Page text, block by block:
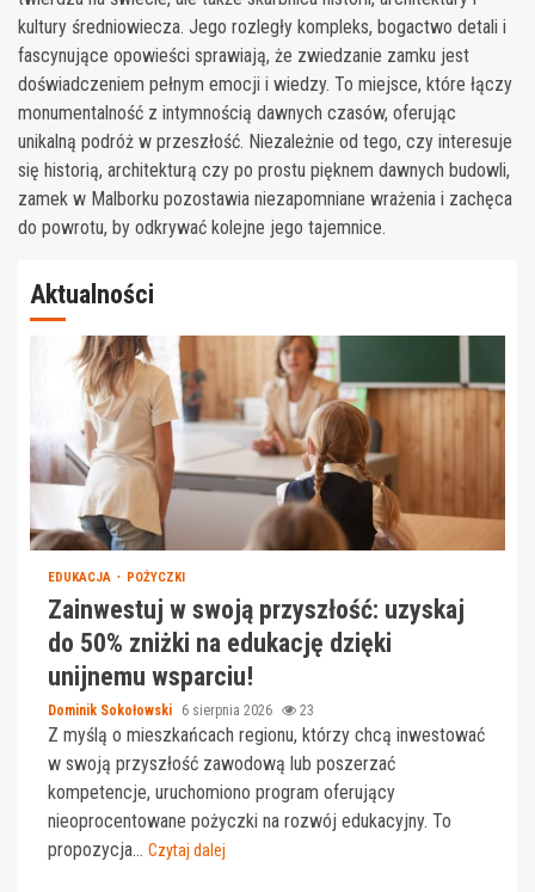
kultury średniowiecza. Jego rozległy kompleks, bogactwo detali i
fascynujące opowieści sprawiają, że zwiedzanie zamku jest
doświadczeniem pełnym emocji i wiedzy. To miejsce, które łączy
monumentalność z intymnością dawnych czasów, oferując
unikalną podróż w przeszłość. Niezależnie od tego, czy interesuje
się historią, architekturą czy po prostu pięknem dawnych budowli,
zamek w Malborku pozostawia niezapomniane wrażenia i zachęca
do powrotu, by odkrywać kolejne jego tajemnice.
Aktualności
EDUKACJA POŻYCZKI
Zainwestuj w swoją przyszłość: uzyskaj
do 50% zniżki na edukację dzięki
unijnemu wsparciu!
Dominik Sokołowski 6 sierpnia 2026 23
Z myślą o mieszkańcach regionu, którzy chcą inwestować
w swoją przyszłość zawodową lub poszerzać
kompetencje, uruchomiono program oferujący
nieoprocentowane pożyczki na rozwój edukacyjny. To
propozycja... Czytaj dalej